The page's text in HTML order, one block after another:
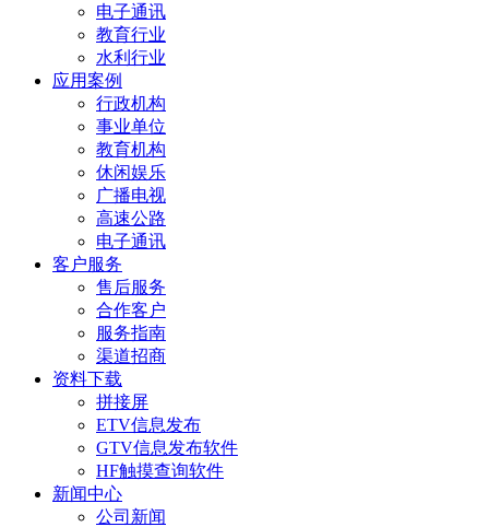
电子通讯
教育行业
水利行业
应用案例
行政机构
事业单位
教育机构
休闲娱乐
广播电视
高速公路
电子通讯
客户服务
售后服务
合作客户
服务指南
渠道招商
资料下载
拼接屏
ETV信息发布
GTV信息发布软件
HF触摸查询软件
新闻中心
公司新闻